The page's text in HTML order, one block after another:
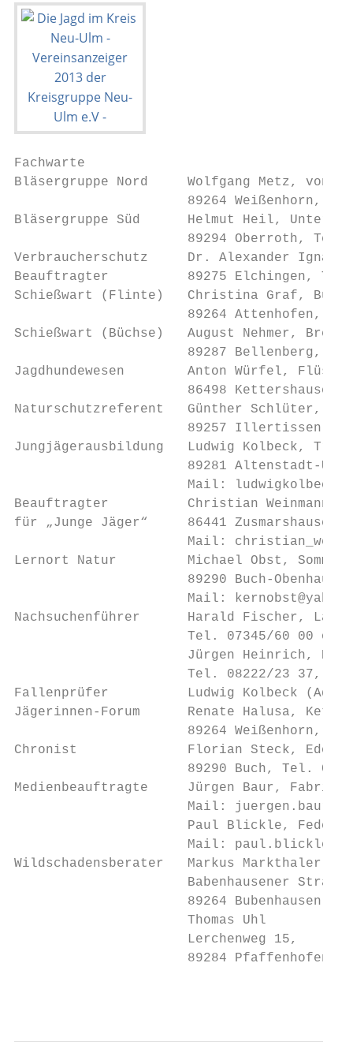
Fachwarte
Bläsergruppe Nord     Wolfgang Metz, von-
89264 Weißenhorn,
Bläsergruppe Süd      Helmut Heil,
89294 Oberroth, Tel.
Verbraucherschutz     Dr. Alexander Ignatius,
Beauftragter          89275 Elchingen, Tel.
Schießwart (Flinte)   Christina Graf,
89264 Attenhofen,
Schießwart (Büchse)   August Nehmer,
89287 Bellenberg,
Jagdhundewesen        Anton Würfel,
86498 Kettershausen,
Naturschutzreferent   Günther Schlüter,
89257 Illertissen-
Jungjägerausbildung   Ludwig Kolbeck,
89281 Altenstadt-
Mail:
Beauftragter          Christian Weinmann,
für „Junge Jäger“     86441
Mail:
Lernort Natur         Michael Obst,
89290 Buch-
Mail:
Nachsuchenführer      Harald Fischer,
Tel. 07345/60 00
Jürgen Heinrich,
Tel. 08222/23 37,
Fallenprüfer          Ludwig Kolbeck
Jägerinnen-Forum      Renate Halusa,
89264 Weißenhorn,
Chronist              Florian Steck,
89290 Buch, Tel.
Medienbeauftragte     Jürgen Baur,
Mail:
Paul Blickle,
Mail:
Wildschadensberater   Markus Markthaler
Babenhausener Straße
89264 Bubenhausen,
                      Thomas Uhl
                      Lerchenweg 15,
89284 Pfaffenhofen,